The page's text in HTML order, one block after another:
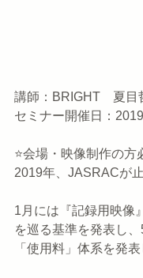
講師：BRIGHT　夏目
セミナー開催日：
⭐️会場・映像制作の方
2019年、JASRACが
1月には『記録用映像
を巡る基準を発表し
「使用料」体系を発表